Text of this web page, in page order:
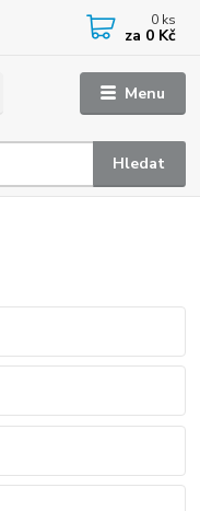
Menu
Hledat
0 ks
za 0 Kč